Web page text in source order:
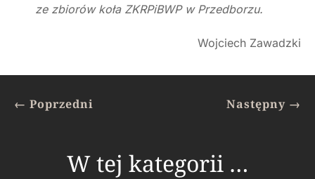
ze zbiorów koła ZKRPiBWP w Przedborzu.
Wojciech Zawadzki
← Poprzedni Następny →
W tej kategorii …